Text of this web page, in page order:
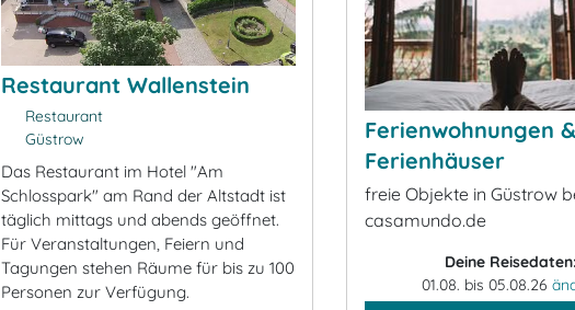
Restaurant Wallenstein
Restaurant
Güstrow
Das Restaurant im Hotel "Am
Schlosspark" am Rand der Altstadt ist
täglich mittags und abends geöffnet.
Für Veranstaltungen, Feiern und
Tagungen stehen Räume für bis zu 100
Personen zur Verfügung.
Ferienwohnungen &
Ferienhäuser
freie Objekte in Güstrow
casamundo.de
Deine
01.08. bis 05.08.26